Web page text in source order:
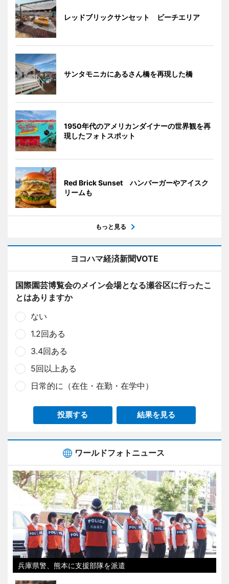
レッドブリックサンセット ビーチエリア
サンタモニカにあるさん橋を再現した橋
1950年代のアメリカンダイナーの世界観を再
現したフォトスポット
Red Brick Sunset ハンバーガーやアイスク
リームも
もっと見る
ヨコハマ経済新聞VOTE
国際園芸博覧会のメイン会場となる瀬谷区に行ったこ
とはありますか
ない
1.2回ある
3.4回ある
5回以上ある
日常的に（在住・在勤・在学中）
投票する 結果を見る
ワールドフォトニュース
兵庫県警、熊本に支援部隊を派遣